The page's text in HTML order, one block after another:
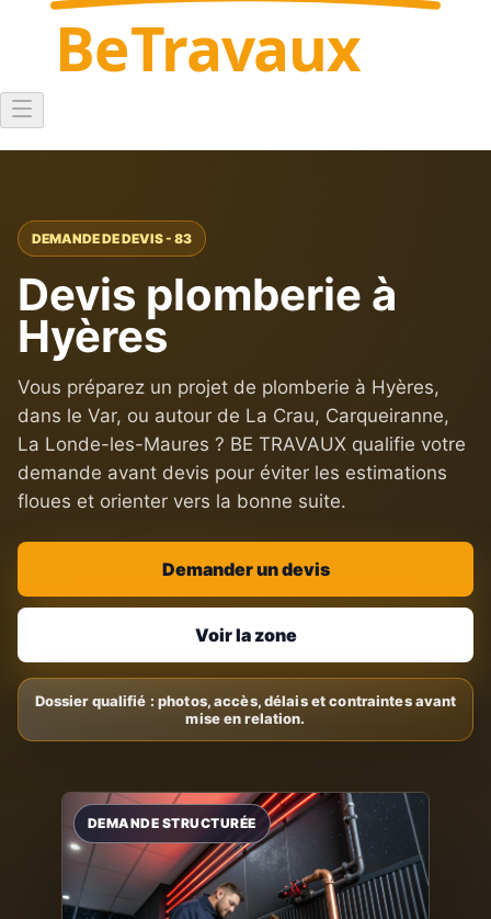
BeTravaux
DEMANDE DE DEVIS - 83
Devis plomberie à
Hyères
Vous préparez un projet de plomberie à Hyères,
dans le Var, ou autour de La Crau, Carqueiranne,
La Londe-les-Maures ? BE TRAVAUX qualifie votre
demande avant devis pour éviter les estimations
floues et orienter vers la bonne suite.
Demander un devis
Voir la zone